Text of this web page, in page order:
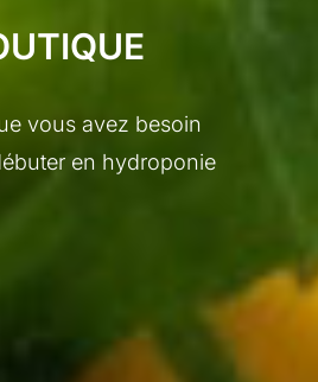
vous avez besoin
en hydroponie